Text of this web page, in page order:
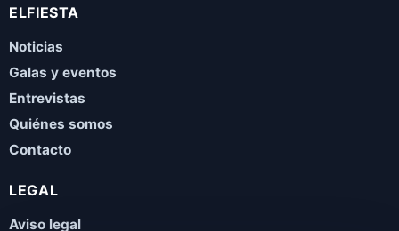
ELFIESTA
Noticias
Galas y eventos
Entrevistas
Quiénes somos
Contacto
LEGAL
Aviso legal